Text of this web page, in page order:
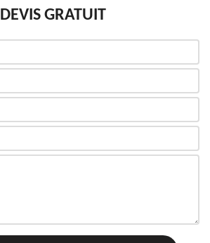
DEVIS GRATUIT